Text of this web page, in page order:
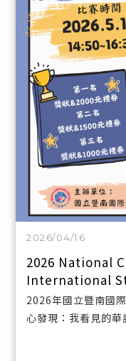
2026/04/16
2026 National
International
Speech
Chinese-Spea
2026年國立暨南國
心發現：我看見的華